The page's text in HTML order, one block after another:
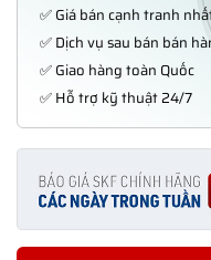
✅ Giá bán cạnh tranh
✅ Dịch vụ sau bán bán
✅ Giao hàng toàn Quốc
✅ Hỗ trợ kỹ thuật 24/7